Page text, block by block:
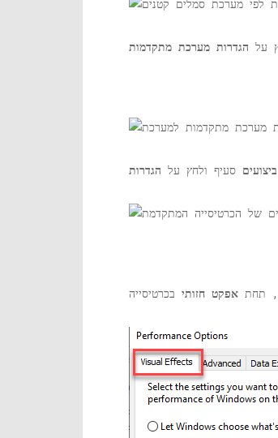
על הגדרות מערכת מתקדמות
ביצועים סעיף ולחץ על הגדרות
תחת אפקט חזותי